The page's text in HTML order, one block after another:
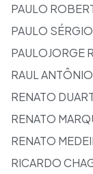
PAULO
PAULO
PAULOJORGE
RAUL
RENATO
RENATO
RENATO
RICARDO